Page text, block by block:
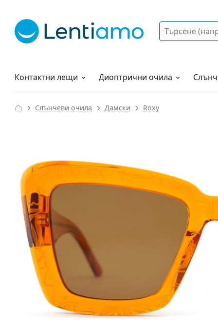
Търсене
Контактни лещи
Разтвори Диоптрични очила
Как да поръчам?
Слънчеви очила Дамски Roxy
42 mm
Височина на стъклото
53 mm
Ширина на стъклото
Ширина
на